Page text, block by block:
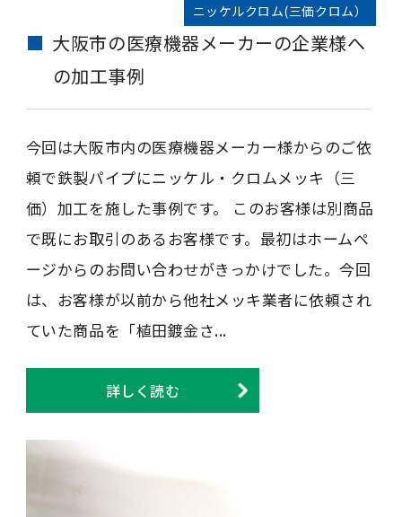
ニッケルクロム(三価クロム）
大阪市の医療機器メーカーの企業様へ
の加工事例
今回は大阪市内の医療機器メーカー様からのご依
頼で鉄製パイプにニッケル・クロムメッキ（三
価）加工を施した事例です。 このお客様は別商品
で既にお取引のあるお客様です。最初はホームペ
ージからのお問い合わせがきっかけでした。今回
は、お客様が以前から他社メッキ業者に依頼され
ていた商品を「植田鍍金さ...
詳しく読む